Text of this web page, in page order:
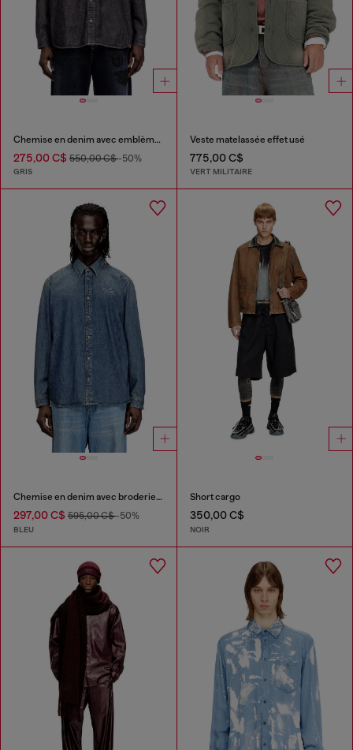
Chemise en denim avec emblème brodé
275,00 C$ 550,00 C$-50%
GRIS
Veste matelassée effet usé
775,00 C$
VERT MILITAIRE
Chemise en denim avec broderie au dos
297,00 C$ 595,00 C$-50%
BLEU
Short cargo
350,00 C$
NOIR